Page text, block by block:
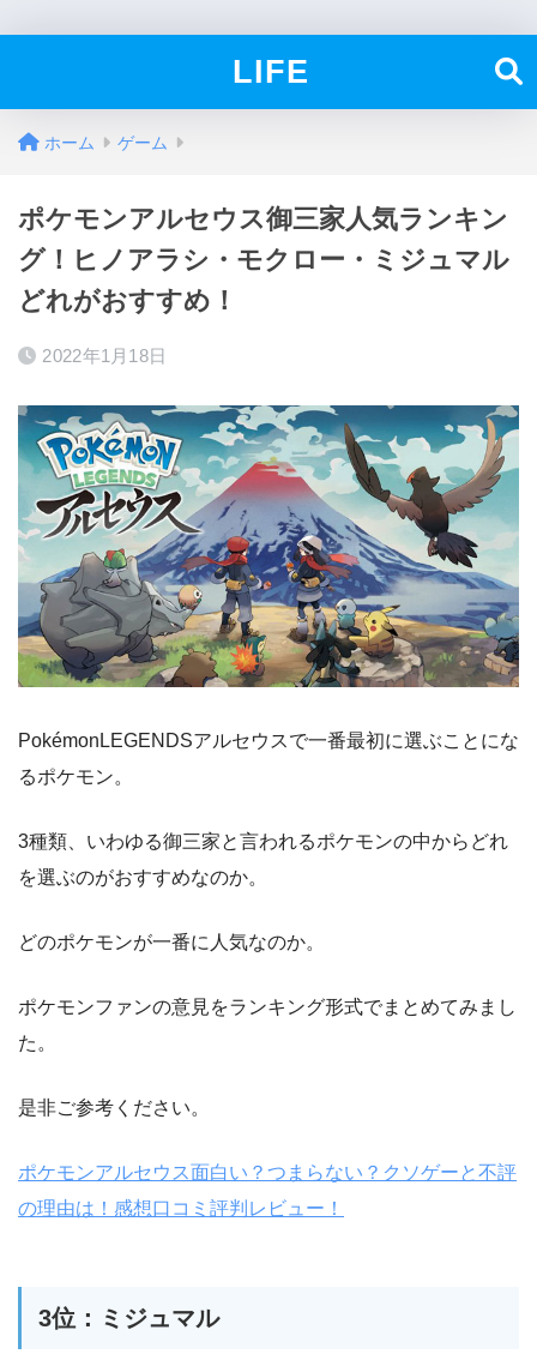
LIFE
ホーム ゲーム
ポケモンアルセウス御三家人気ランキン
グ！ヒノアラシ・モクロー・ミジュマル
どれがおすすめ！
2022年1月18日
PokémonLEGENDSアルセウスで一番最初に選ぶことにな
るポケモン。
3種類、いわゆる御三家と言われるポケモンの中からどれ
を選ぶのがおすすめなのか。
どのポケモンが一番に人気なのか。
ポケモンファンの意見をランキング形式でまとめてみまし
た。
是非ご参考ください。
ポケモンアルセウス面白い？つまらない？クソゲーと不評
の理由は！感想口コミ評判レビュー！
3位：ミジュマル